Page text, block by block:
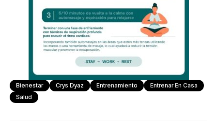
Bienestar Crys Dyaz Entrenamiento
Entrenar En Casa
Salud